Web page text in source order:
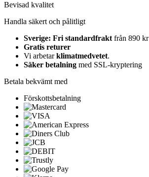
Bevisad kvalitet
Handla säkert och pålitligt
Sverige: Fri standardfrakt från 890 kr
Gratis returer
Vi arbetarklimatmedvetet.
Säker betalning med SSL-kryptering
Betala bekvämt med
Förskottsbetalning